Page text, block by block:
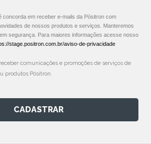
concorda em receber e-mails da Pósitron com
de nossos produtos e serviços. Manteremos
segurança. Para maiores informações acesse nosso
stage.positron.com.br/aviso-de-privacidade
comunicações e promoções de serviços de
produtos Pósitron.
CADASTRAR